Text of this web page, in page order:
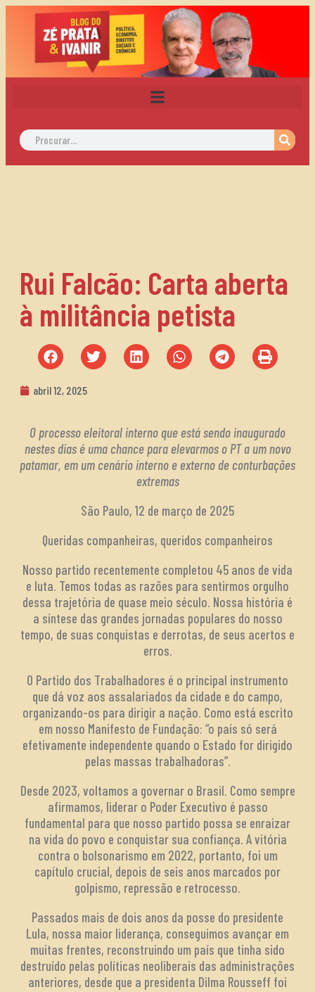
Rui Falcão: Carta aberta
à militância petista
abril 12, 2025
O processo eleitoral interno que está sendo inaugurado
nestes dias é uma chance para elevarmos o PT a um novo
patamar, em um cenário interno e externo de conturbações
extremas
São Paulo, 12 de março de 2025
Queridas companheiras, queridos companheiros
Nosso partido recentemente completou 45 anos de vida
e luta. Temos todas as razões para sentirmos orgulho
dessa trajetória de quase meio século. Nossa história é
a síntese das grandes jornadas populares do nosso
tempo, de suas conquistas e derrotas, de seus acertos e
erros.
O Partido dos Trabalhadores é o principal instrumento
que dá voz aos assalariados da cidade e do campo,
organizando-os para dirigir a nação. Como está escrito
em nosso Manifesto de Fundação: “o país só será
efetivamente independente quando o Estado for dirigido
pelas massas trabalhadoras”.
Desde 2023, voltamos a governar o Brasil. Como sempre
afirmamos, liderar o Poder Executivo é passo
fundamental para que nosso partido possa se enraizar
na vida do povo e conquistar sua confiança. A vitória
contra o bolsonarismo em 2022, portanto, foi um
capítulo crucial, depois de seis anos marcados por
golpismo, repressão e retrocesso.
Passados mais de dois anos da posse do presidente
Lula, nossa maior liderança, conseguimos avançar em
muitas frentes, reconstruindo um país que tinha sido
destruído pelas políticas neoliberais das administrações
anteriores, desde que a presidenta Dilma Rousseff foi